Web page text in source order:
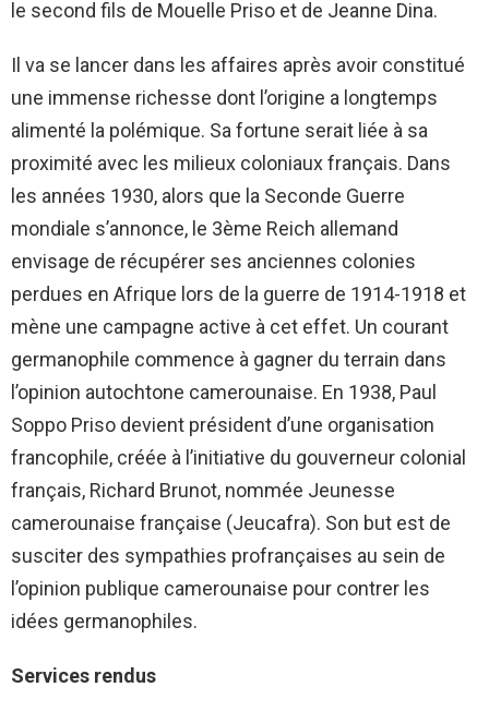
le second fils de Mouelle Priso et de Jeanne Dina.
Il va se lancer dans les affaires après avoir constitué
une immense richesse dont l’origine a longtemps
alimenté la polémique. Sa fortune serait liée à sa
proximité avec les milieux coloniaux français. Dans
les années 1930, alors que la Seconde Guerre
mondiale s’annonce, le 3ème Reich allemand
envisage de récupérer ses anciennes colonies
perdues en Afrique lors de la guerre de 1914-1918 et
mène une campagne active à cet effet. Un courant
germanophile commence à gagner du terrain dans
l’opinion autochtone camerounaise. En 1938, Paul
Soppo Priso devient président d’une organisation
francophile, créée à l’initiative du gouverneur colonial
français, Richard Brunot, nommée Jeunesse
camerounaise française (Jeucafra). Son but est de
susciter des sympathies profrançaises au sein de
l’opinion publique camerounaise pour contrer les
idées germanophiles.
Services rendus